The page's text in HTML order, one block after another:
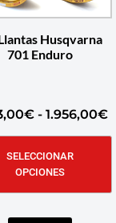
Husqvarna
701 Enduro
€ - 1.956,00€
SELECCIONAR
OPCIONES